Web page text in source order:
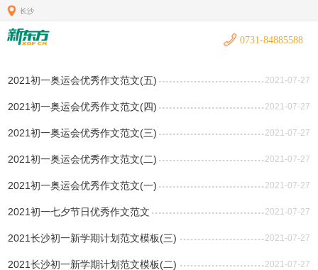
长沙
0731-84885588
2021初一奥运会优秀作文范文(五) 2021-07-27
2021初一奥运会优秀作文范文(四) 2021-07-27
2021初一奥运会优秀作文范文(三) 2021-07-27
2021初一奥运会优秀作文范文(二) 2021-07-27
2021初一奥运会优秀作文范文(一) 2021-07-27
2021初一七夕节日优秀作文范文 2021-07-27
2021长沙初一新学期计划范文模板(三) 2021-07-27
2021长沙初一新学期计划范文模板(二) 2021-07-27